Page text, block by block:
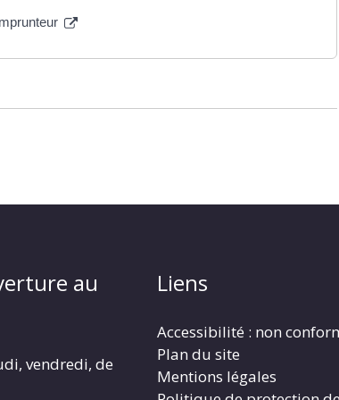
au
vendredi, de
Liens
Accessibilité : non
Plan du site
Mentions légales